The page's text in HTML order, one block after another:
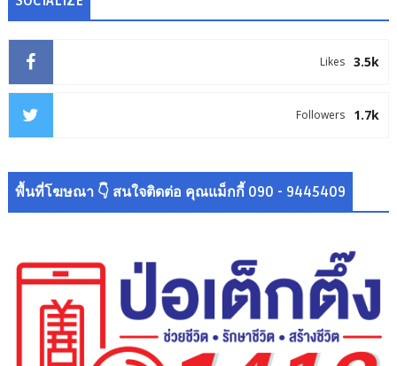
3.5k
Likes
1.7k
Followers
พื้นที่โฆษณา 👇 สนใจติดต่อ คุณแม็กกี้ 090 - 9445409